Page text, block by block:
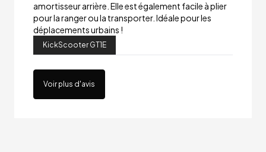
amortisseur arrière. Elle est également facile à plier
pour la ranger ou la transporter. Idéale pour les
déplacements urbains !
KickScooter GT1E
Voir plus d'avis